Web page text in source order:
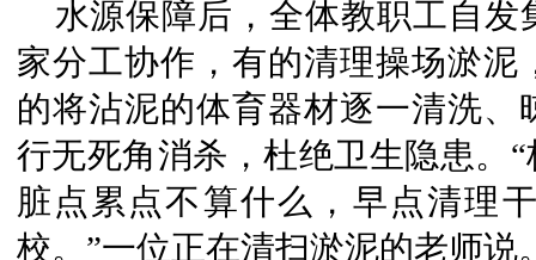
水源保障后，全体教职工自
家分工协作，有的清理操场淤
的将沾泥的体育器材逐一清洗
行无死角消杀，杜绝卫生隐患。
脏点累点不算什么，早点清理
校。”一位正在清扫淤泥的老师说